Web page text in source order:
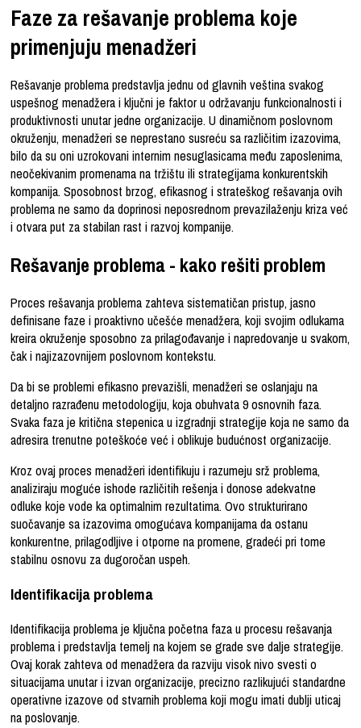
Faze za rešavanje problema koje
primenjuju menadžeri
Rešavanje problema predstavlja jednu od glavnih veština svakog
uspešnog menadžera i ključni je faktor u održavanju funkcionalnosti i
produktivnosti unutar jedne organizacije. U dinamičnom poslovnom
okruženju, menadžeri se neprestano susreću sa različitim izazovima,
bilo da su oni uzrokovani internim nesuglasicama među zaposlenima,
neočekivanim promenama na tržištu ili strategijama konkurentskih
kompanija. Sposobnost brzog, efikasnog i strateškog rešavanja ovih
problema ne samo da doprinosi neposrednom prevazilaženju kriza već
i otvara put za stabilan rast i razvoj kompanije.
Rešavanje problema - kako rešiti problem
Proces rešavanja problema zahteva sistematičan pristup, jasno
definisane faze i proaktivno učešće menadžera, koji svojim odlukama
kreira okruženje sposobno za prilagođavanje i napredovanje u svakom,
čak i najizazovnijem poslovnom kontekstu.
Da bi se problemi efikasno prevazišli, menadžeri se oslanjaju na
detaljno razrađenu metodologiju, koja obuhvata 9 osnovnih faza.
Svaka faza je kritična stepenica u izgradnji strategije koja ne samo da
adresira trenutne poteškoće već i oblikuje budućnost organizacije.
Kroz ovaj proces menadžeri identifikuju i razumeju srž problema,
analiziraju moguće ishode različitih rešenja i donose adekvatne
odluke koje vode ka optimalnim rezultatima. Ovo strukturirano
suočavanje sa izazovima omogućava kompanijama da ostanu
konkurentne, prilagodljive i otporne na promene, gradeći pri tome
stabilnu osnovu za dugoročan uspeh.
Identifikacija problema
Identifikacija problema je ključna početna faza u procesu rešavanja
problema i predstavlja temelj na kojem se grade sve dalje strategije.
Ovaj korak zahteva od menadžera da razviju visok nivo svesti o
situacijama unutar i izvan organizacije, precizno razlikujući standardne
operativne izazove od stvarnih problema koji mogu imati dublji uticaj
na poslovanje.